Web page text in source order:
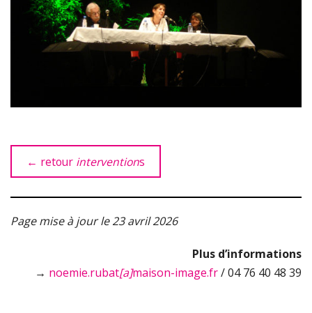
← retour interventions
Page mise à jour le 23 avril 2026
Plus d’informations
→ noemie.rubat[a]maison-image.fr/ 04 76 40 48 39